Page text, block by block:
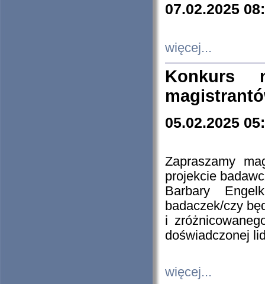
07.02.2025
więcej...
Konkurs
05.02.2025
Zapraszamy
projekcie
Barbary
badaczek/czy
i
doświadczonej
więcej...